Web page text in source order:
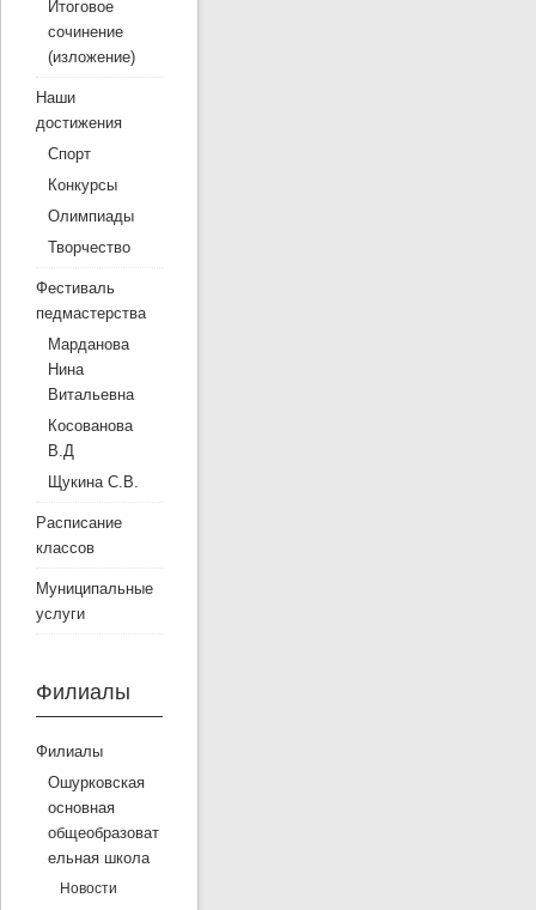
Итоговое
сочинение
(изложение)
Наши
достижения
Спорт
Конкурсы
Олимпиады
Творчество
Фестиваль
педмастерства
Марданова
Нина
Витальевна
Косованова
В.Д
Щукина С.В.
Расписание
классов
Муниципальные
услуги
Филиалы
Филиалы
Ошурковская
основная
общеобразоват
ельная школа
Новости